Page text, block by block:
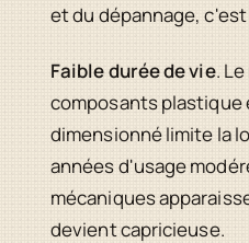
et du dépannage,
Faible durée de vie.
composants plastique
dimensionné limite la
années d'usage
mécaniques
devient capricieuse.